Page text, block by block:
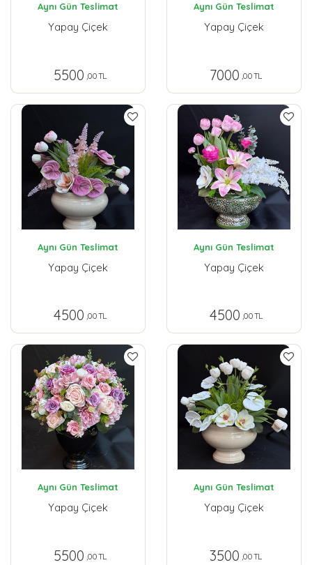
Aynı Gün Teslimat
Yapay Çiçek
5500 ,00 TL
Aynı Gün Teslimat
Yapay Çiçek
7000 ,00 TL
Aynı Gün Teslimat
Yapay Çiçek
4500 ,00 TL
Aynı Gün Teslimat
Yapay Çiçek
4500 ,00 TL
Aynı Gün Teslimat
Yapay Çiçek
5500 ,00 TL
Aynı Gün Teslimat
Yapay Çiçek
3500 ,00 TL